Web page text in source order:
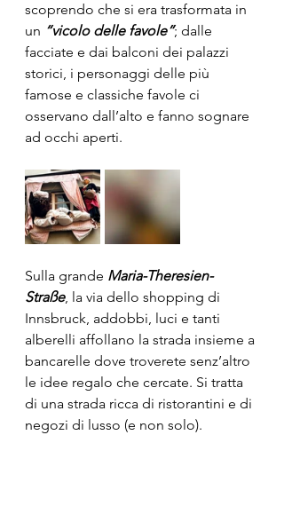
scoprendo che si era trasformata in
un “vicolo delle favole”; dalle
facciate e dai balconi dei palazzi
storici, i personaggi delle più
famose e classiche favole ci
osservano dall’alto e fanno sognare
ad occhi aperti.
Sulla grande Maria-Theresien-
Straße, la via dello shopping di
Innsbruck, addobbi, luci e tanti
alberelli affollano la strada insieme a
bancarelle dove troverete senz’altro
le idee regalo che cercate. Si tratta
di una strada ricca di ristorantini e di
negozi di lusso (e non solo).